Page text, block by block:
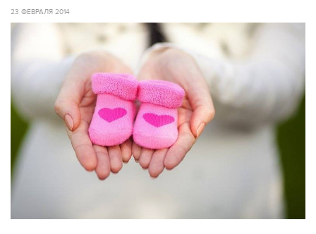
23 ФЕВРАЛЯ 2014